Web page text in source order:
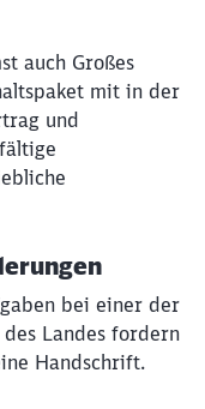
auch Großes
mit in der
und
bei einer der
Landes fordern
Handschrift.